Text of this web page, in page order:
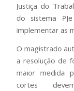
Justiça do
do sistema
implementar as
O magistrado
a resolução de
maior medida
cortes